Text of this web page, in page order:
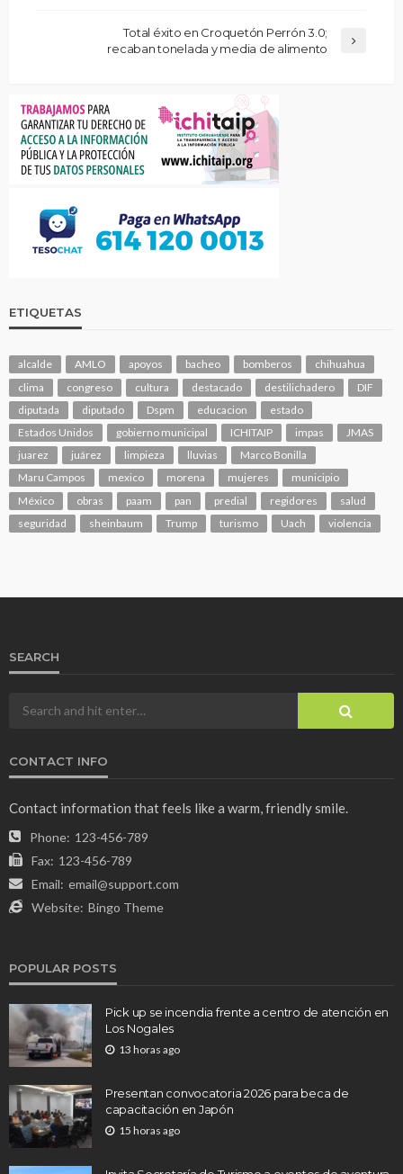
Total éxito en Croquetón Perrón 3.0;
recaban tonelada y media de alimento
ETIQUETAS
alcalde AMLO apoyos bacheo bomberos
chihuahua
clima
congreso cultura destacado destilichadero
DIF
diputada
diputado Dspm educacion
estado
Estados Unidos
gobierno municipal ICHITAIP impas
JMAS
juarez
juárez limpieza lluvias
Marco Bonilla
Maru Campos
mexico morena mujeres
municipio
México
obras paam pan predial regidores
salud
seguridad
sheinbaum Trump turismo Uach violencia
SEARCH
CONTACT INFO
Contact information that feels like a warm, friendly smile.
Phone: 123-456-789
Fax: 123-456-789
Email: email@support.com
Website: Bingo Theme
POPULAR POSTS
Pick up se incendia frente a centro de atención en
Los Nogales
13 horas ago
Presentan convocatoria 2026 para beca de
capacitación en Japón
15 horas ago